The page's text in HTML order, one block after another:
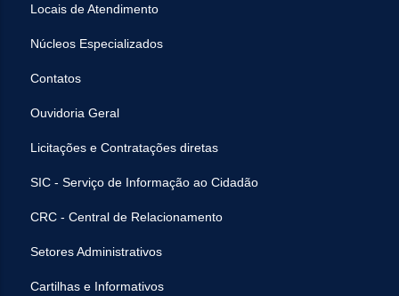
Locais de Atendimento
Núcleos Especializados
Contatos
Ouvidoria Geral
Licitações e Contratações diretas
SIC - Serviço de Informação ao Cidadão
CRC - Central de Relacionamento
Setores Administrativos
Cartilhas e Informativos